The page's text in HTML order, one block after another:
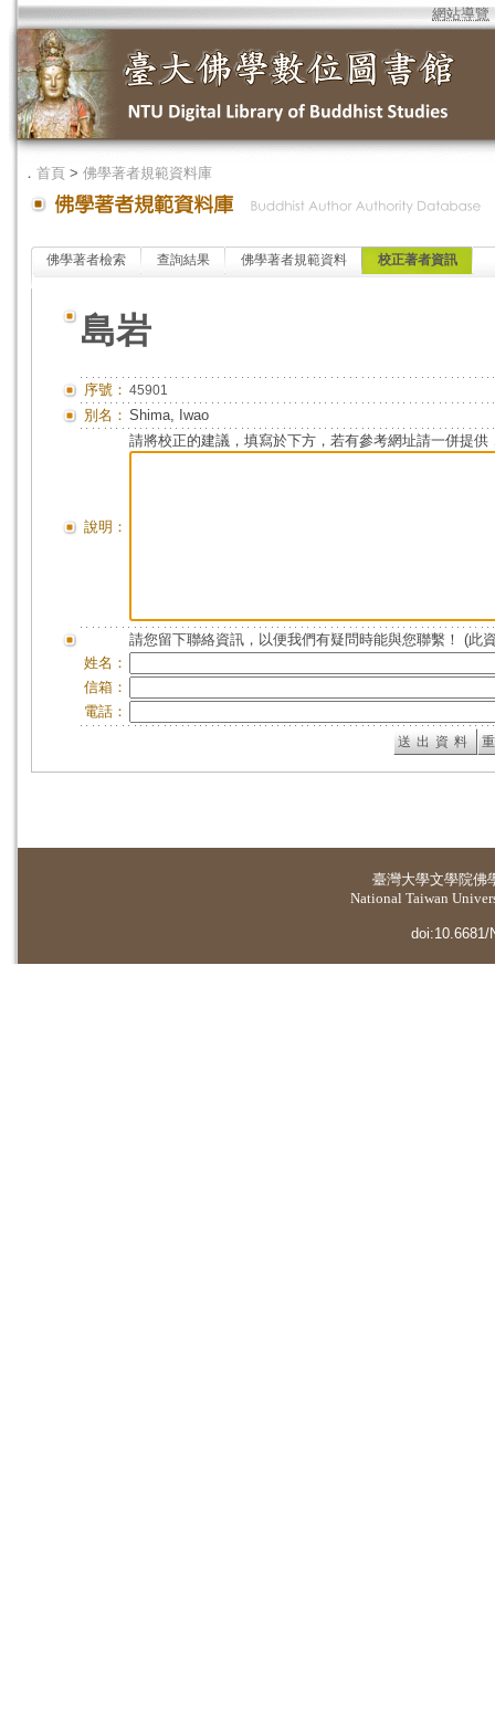
網站導覽
． 首頁 > 佛學著者規範資料庫
佛學著者檢索 查詢結果 佛學著者規範資料 校正著者資訊
島岩
序號： 45901
別名： Shima, Iwao
說明：
請將校正的建議，填寫於下方，若有參考網址請一併提供
請您留下聯絡資訊，以便我們有疑問時能與您聯繫！ (此
姓名：
信箱：
電話：
臺灣大學文學院佛
National Taiwan
doi:10.6681/